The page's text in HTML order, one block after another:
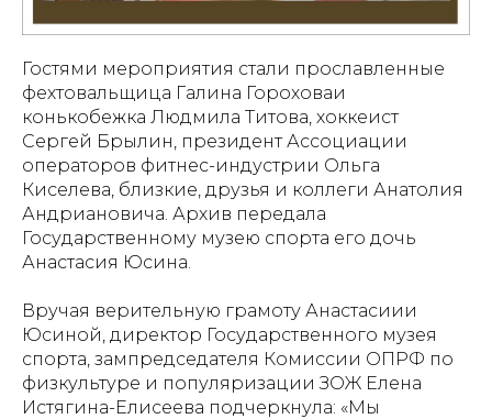
Гостями мероприятия стали прославленные
фехтовальщица Галина Гороховаи
конькобежка Людмила Титова, хоккеист
Сергей Брылин, президент Ассоциации
операторов фитнес-индустрии Ольга
Киселева, близкие, друзья и коллеги Анатолия
Андриановича. Архив передала
Государственному музею спорта его дочь
Анастасия Юсина.
Вручая верительную грамоту Анастасиии
Юсиной, директор Государственного музея
спорта, зампредседателя Комиссии ОПРФ по
физкультуре и популяризации ЗОЖ Елена
Истягина-Елисеева подчеркнула: «Мы